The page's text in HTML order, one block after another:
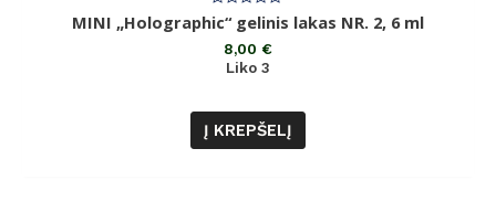
Įvertinimas:
0
MINI „Holographic“ gelinis lakas NR. 2, 6 ml
8,00 €
Liko 3
Į KREPŠELĮ